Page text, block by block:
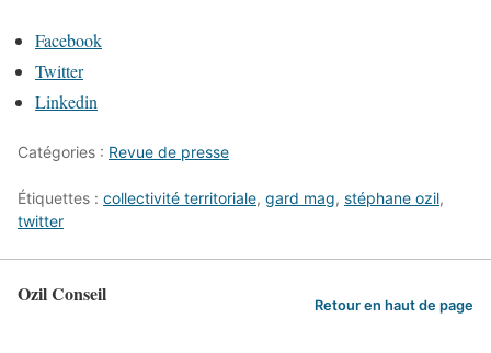
Facebook
Twitter
Linkedin
Catégories : Revue de presse
Étiquettes : collectivité territoriale, gard mag, stéphane ozil,
twitter
Ozil Conseil Retour en haut de page